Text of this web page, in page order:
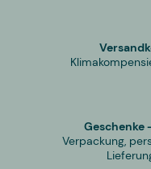
Geschenke
Verpackung,